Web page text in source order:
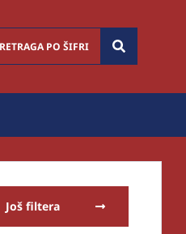
Još filtera